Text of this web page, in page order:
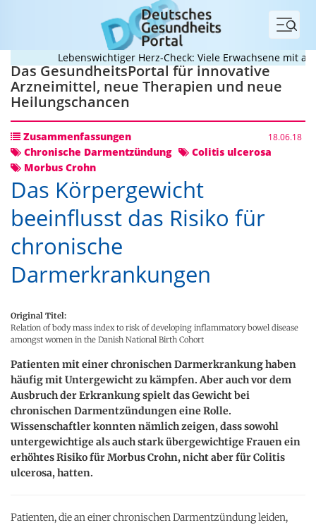
Menü
Lebenswichtiger Herz-Check: Viele Erwachsene mit
Das GesundheitsPortal für innovative
Arzneimittel, neue Therapien und neue
Heilungschancen
Zusammenfassungen 18.06.18
Chronische Darmentzündung
Colitis ulcerosa
Morbus Crohn
Das Körpergewicht
beeinflusst das Risiko für
chronische
Darmerkrankungen
Original Titel:
Relation of body mass index to risk of developing inflammatory bowel disease
amongst women in the Danish National Birth Cohort
Patienten mit einer chronischen Darmerkrankung haben
häufig mit Untergewicht zu kämpfen. Aber auch vor dem
Ausbruch der Erkrankung spielt das Gewicht bei
chronischen Darmentzündungen eine Rolle.
Wissenschaftler konnten nämlich zeigen, dass sowohl
untergewichtige als auch stark übergewichtige Frauen ein
erhöhtes Risiko für Morbus Crohn, nicht aber für Colitis
ulcerosa, hatten.
Patienten, die an einer chronischen Darmentzündung leiden,